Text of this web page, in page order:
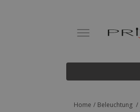
Home Beleuchtung